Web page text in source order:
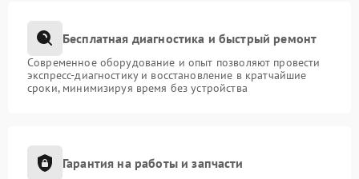
Бесплатная диагностика и быстрый ремонт
Современное оборудование и опыт позволяют провести
экспресс-диагностику и восстановление в кратчайшие
сроки, минимизируя время без устройства
Гарантия на работы и запчасти